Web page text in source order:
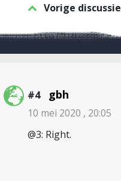
Vorige discussie
#4 gbh
10 mei 2020 , 20:05
@3: Right.